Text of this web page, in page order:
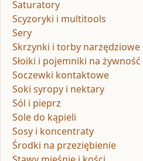
Saturatory
Scyzoryki i multitools
Sery
Skrzynki i torby narzędziowe
Słoiki i pojemniki na żywność
Soczewki kontaktowe
Soki syropy i nektary
Sól i pieprz
Sole do kąpieli
Sosy i koncentraty
Środki na przeziębienie